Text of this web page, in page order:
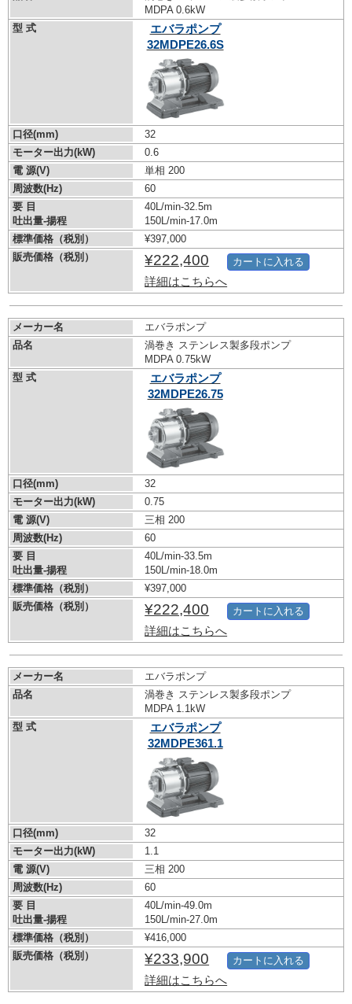
MDPA 0.6kW
型 式
エバラポンプ
32MDPE26.6S
口径(mm)
32
モーター出力(kW)
0.6
電 源(V)
単相 200
周波数(Hz)
60
要 目
吐出量-揚程
40L/min-32.5m
150L/min-17.0m
標準価格（税別）
¥397,000
販売価格（税別）
¥222,400
詳細はこちらへ
カートに入れる
メーカー名
エバラポンプ
品名
渦巻き ステンレス製多段ポンプ
MDPA 0.75kW
型 式
エバラポンプ
32MDPE26.75
口径(mm)
32
モーター出力(kW)
0.75
電 源(V)
三相 200
周波数(Hz)
60
要 目
吐出量-揚程
40L/min-33.5m
150L/min-18.0m
標準価格（税別）
¥397,000
販売価格（税別）
¥222,400
詳細はこちらへ
カートに入れる
メーカー名
エバラポンプ
品名
渦巻き ステンレス製多段ポンプ
MDPA 1.1kW
型 式
エバラポンプ
32MDPE361.1
口径(mm)
32
モーター出力(kW)
1.1
電 源(V)
三相 200
周波数(Hz)
60
要 目
吐出量-揚程
40L/min-49.0m
150L/min-27.0m
標準価格（税別）
¥416,000
販売価格（税別）
¥233,900
詳細はこちらへ
カートに入れる